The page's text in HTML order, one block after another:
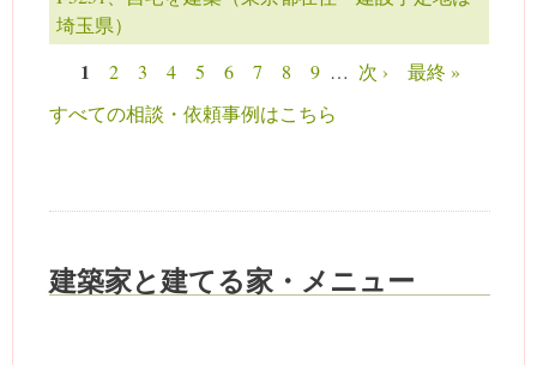
埼玉県）
ページ
1 2 3 4 5 6 7 8 9 … 次 ›
最終 »
すべての相談・依頼事例はこちら
建築家と建てる家・メニュー